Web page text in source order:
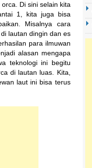
Di sini selain kita
1, kita juga bisa
Misalnya cara
lautan dingin dan es
para ilmuwan
alasan mengapa
teknologi ini begitu
di lautan luas. Kita,
laut ini bisa terus